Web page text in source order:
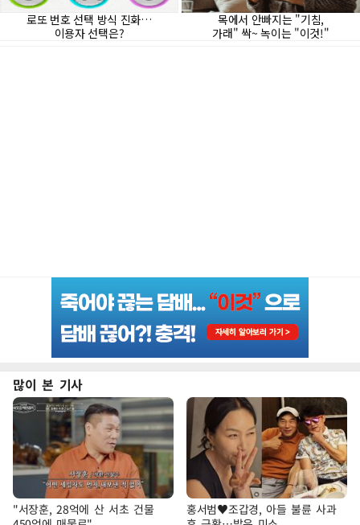
많이 본 기사
"서장훈, 28억에 산 서초 건물
홍서범♥조갑경, 아들 불륜 사과